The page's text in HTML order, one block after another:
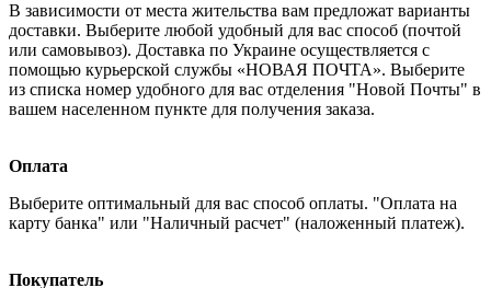
В зависимости от места жительства вам предложат варианты
доставки. Выберите любой удобный для вас способ (почтой
или самовывоз). Доставка по Украине осуществляется с
помощью курьерской службы «НОВАЯ ПОЧТА». Выберите
из списка номер удобного для вас отделения "Новой Почты" в
вашем населенном пункте для получения заказа.
Оплата
Выберите оптимальный для вас способ оплаты. "Оплата на
карту банка" или "Наличный расчет" (наложенный платеж).
Покупатель